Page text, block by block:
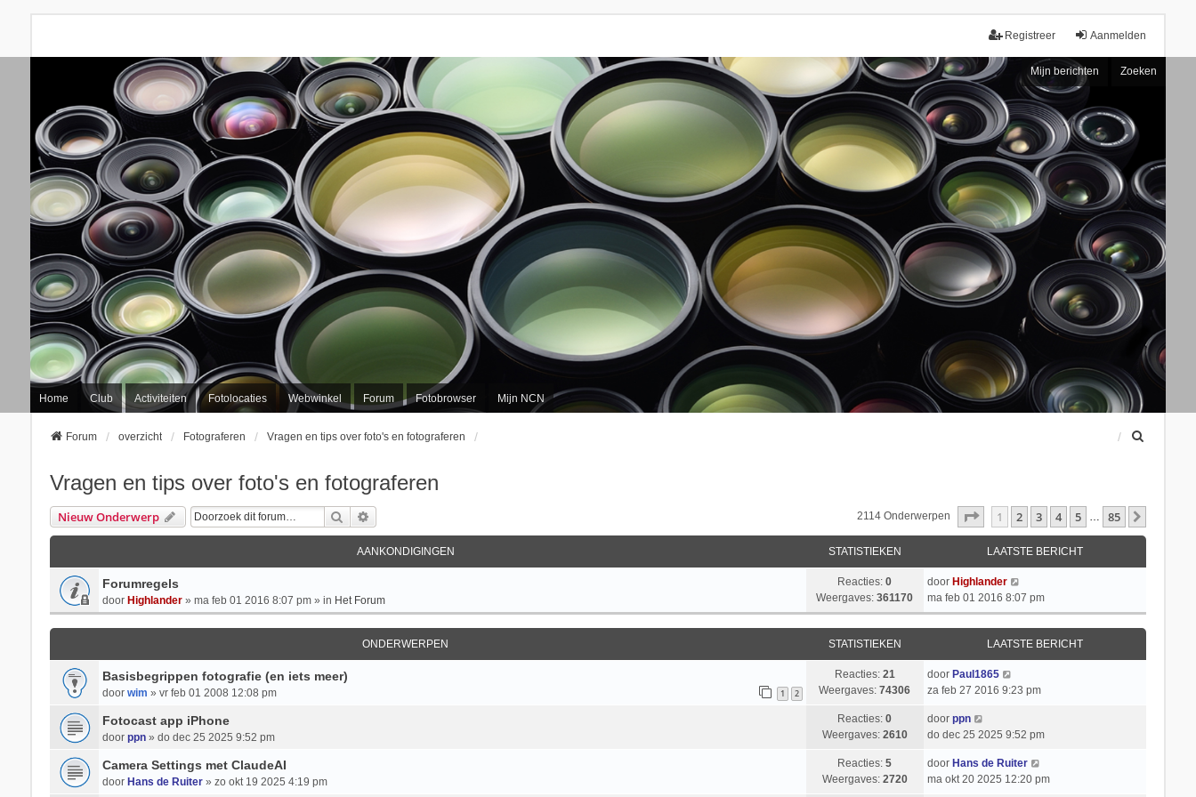
Aanmelden
Registreer
Mijn berichten Zoeken
Home Club Activiteiten Fotolocaties Webwinkel Forum Fotobrowser Mijn NCN
Forum overzicht Fotograferen Vragen en tips over foto's en fotograferen
Vragen en tips over foto's en fotograferen
Nieuw Onderwerp Zoek 2114 Onderwerpen Pagina1 Van 85
1 2 3 4 5 … 85
AANKONDIGINGEN STATISTIEKEN LAATSTE BERICHT
Forumregels
door Highlander» ma feb 01 2016 8:07 pm » in Het Forum
Reacties:0
Weergaves:361170
door Highlander
ma feb 01 2016 8:07 pm
ONDERWERPEN STATISTIEKEN LAATSTE BERICHT
Basisbegrippen fotografie (en iets meer)
door wim » vr feb 01 2008 12:08 pm 1 2
Reacties: 21
Weergaves:74306
door Paul1865
za feb 27 2016 9:23 pm
Fotocast app iPhone
door ppn» do dec 25 2025 9:52 pm
Reacties:0
Weergaves: 2610
door ppn
do dec 25 2025 9:52 pm
Camera Settings met ClaudeAI
door Hans de Ruiter» zo okt 19 2025 4:19 pm
Reacties:5
Weergaves: 2720
door Hans de Ruiter
ma okt 20 2025 12:20 pm